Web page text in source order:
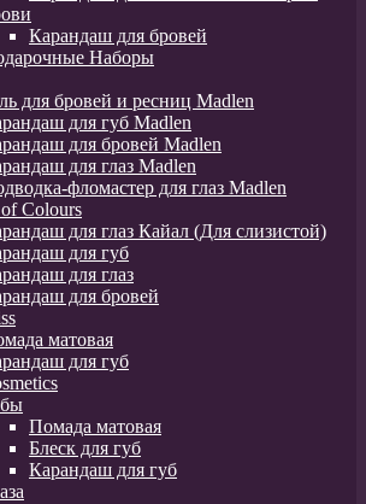
Карандаш для бровей
Наборы
для бровей и ресниц Madlen
для губ Madlen
для бровей Madlen
для глаз Madlen
фломастер для глаз Madlen
Colours
для глаз Кайал (Для слизистой)
для губ
для глаз
для бровей
матовая
для губ
Помада матовая
Блеск для губ
Карандаш для губ